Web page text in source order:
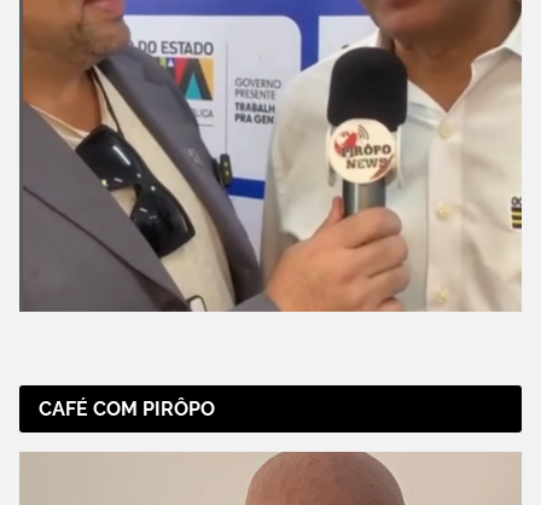
CAFÉ COM PIRÔPO